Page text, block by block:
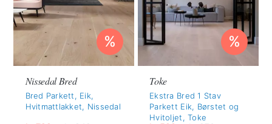
%
Nissedal Bred
Bred Parkett, Eik,
Hvitmattlakket, Nissedal
%
Toke
Ekstra Bred 1 Stav
Parkett Eik, Børstet og
Hvitoljet, Toke